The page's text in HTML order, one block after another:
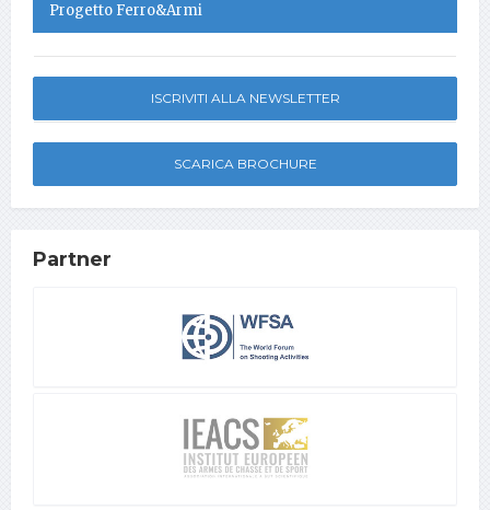
Progetto Ferro&Armi
ISCRIVITI ALLA NEWSLETTER
SCARICA BROCHURE
Partner